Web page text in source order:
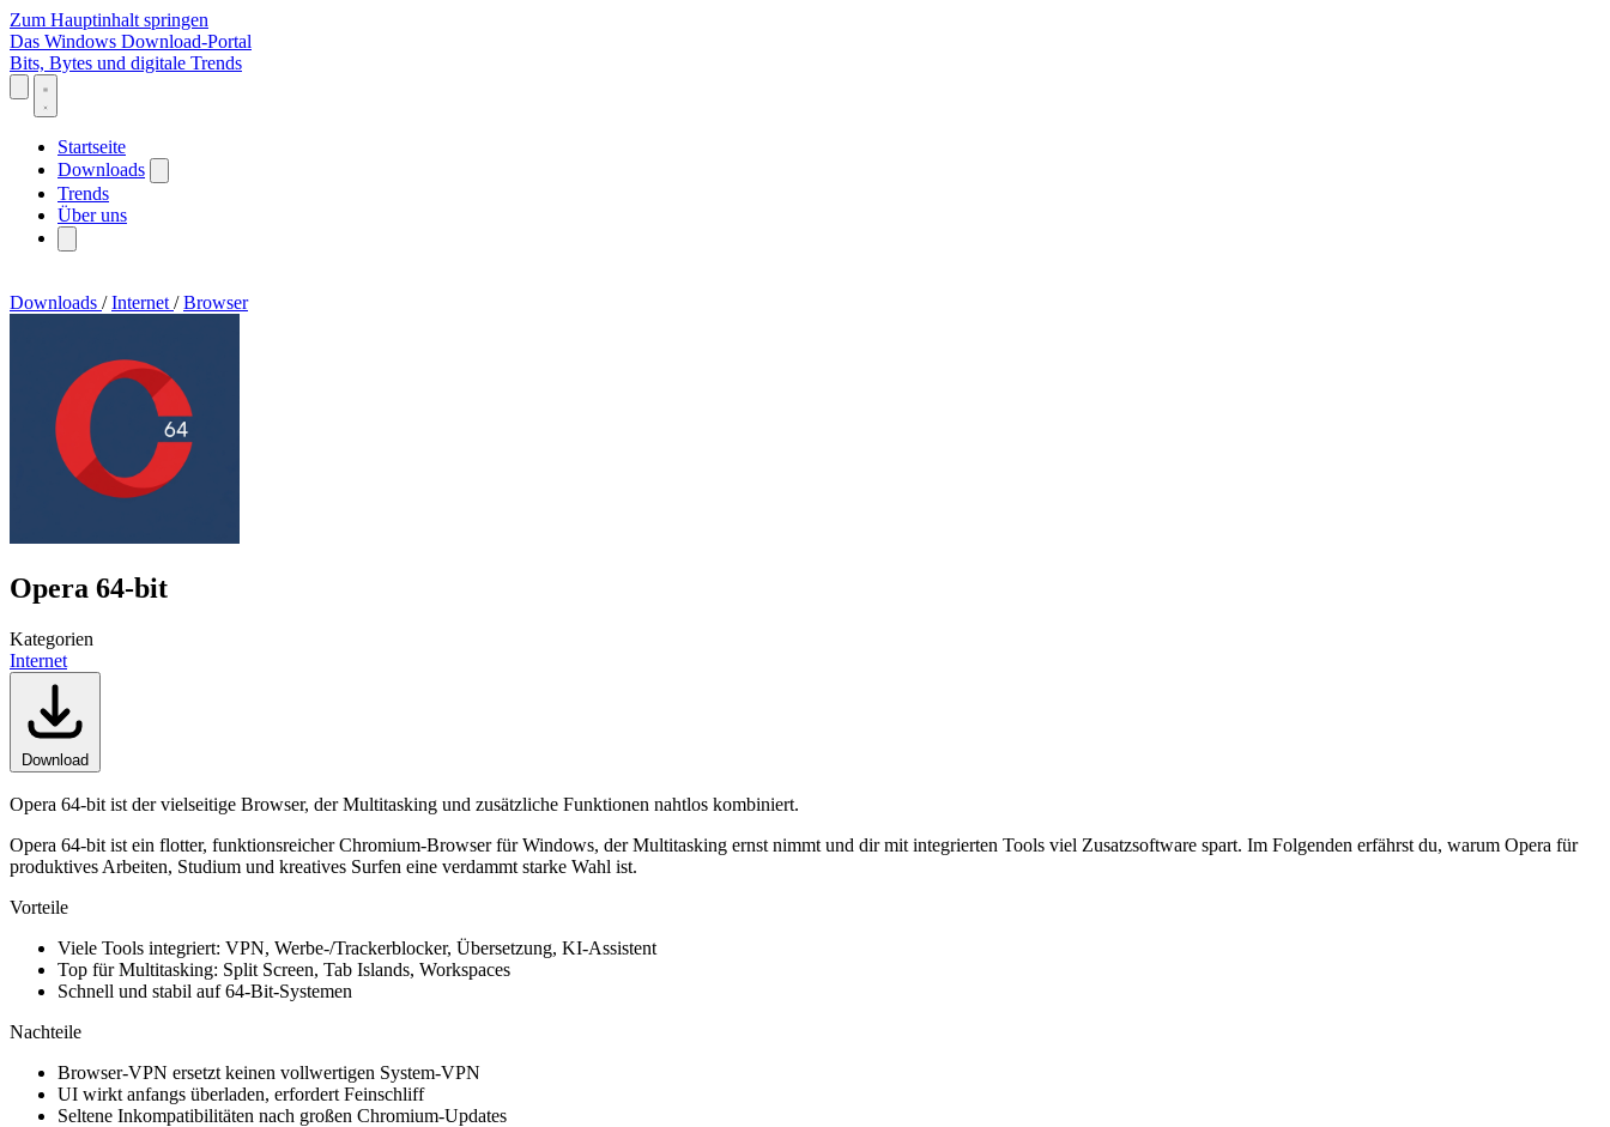
Zum Hauptinhalt springen
Das Windows Download-Portal
Bits, Bytes und digitale Trends
Startseite
Downloads
Trends
Über uns
Downloads / Internet / Browser
Opera 64-bit
Kategorien
Internet
Download
Opera 64-bit ist der vielseitige Browser, der Multitasking und zusätzliche Funktionen nahtlos kombiniert.
Opera 64-bit ist ein flotter, funktionsreicher Chromium-Browser für Windows, der Multitasking ernst nimmt und dir mit integrierten Tools viel Zusatzsoftware spart. Im Folgenden erfährst du, warum Opera für
produktives Arbeiten, Studium und kreatives Surfen eine verdammt starke Wahl ist.
Vorteile
Viele Tools integriert: VPN, Werbe-/Trackerblocker, Übersetzung, KI-Assistent
Top für Multitasking: Split Screen, Tab Islands, Workspaces
Schnell und stabil auf 64-Bit-Systemen
Nachteile
Browser-VPN ersetzt keinen vollwertigen System-VPN
UI wirkt anfangs überladen, erfordert Feinschliff
Seltene Inkompatibilitäten nach großen Chromium-Updates